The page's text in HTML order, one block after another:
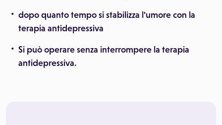
dopo quanto tempo si stabilizza l'umore con la
terapia antidepressiva
Si può operare senza interrompere la terapia
antidepressiva.